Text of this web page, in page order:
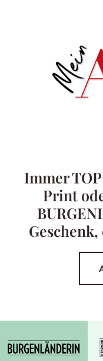
Immer
Print